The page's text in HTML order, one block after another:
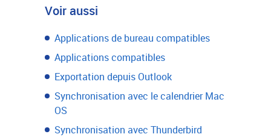
Voir aussi
Applications de bureau compatibles
Applications compatibles
Exportation depuis Outlook
Synchronisation avec le calendrier Mac
OS
Synchronisation avec Thunderbird